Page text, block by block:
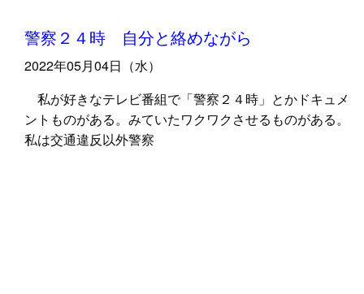
警察２４時 自分と絡めながら
2022年05月04日（水）
私が好きなテレビ番組で「警察２４時」とかドキュメ
ントものがある。みていたワクワクさせるものがある。
私は交通違反以外警察